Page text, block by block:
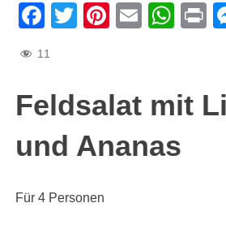
Facebook
TwitterPinterest
Email
11
Feldsalat mit
und Ananas
Für 4 Personen